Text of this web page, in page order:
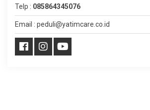
Telp : 085864345076
Email : peduli@yatimcare.co.id